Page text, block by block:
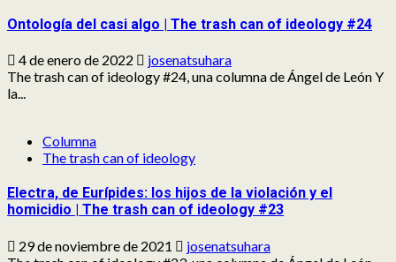
Ontología del casi algo | The trash can of ideology #24
4 de enero de 2022
josenatsuhara
The trash can of ideology #24, una columna de Ángel de León Y
la...
Columna
The trash can of ideology
Electra, de Eurípides: los hijos de la violación y el
homicidio | The trash can of ideology #23
29 de noviembre de 2021
josenatsuhara